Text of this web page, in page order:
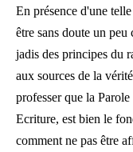
En présence d'une
être sans doute un
jadis des principes du
aux sources de la
professer que la
Ecriture, est bien le
comment ne pas être